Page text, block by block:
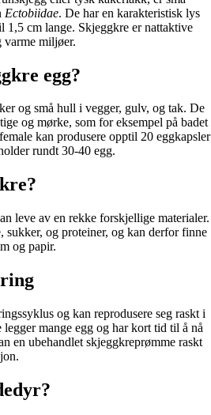
Ectobiidae. De har en karakteristisk lys
cm lange. Skjeggkre er nattaktive
varme miljøer.
egg?
og små hull i vegger, gulv, og tak. De
og mørke, som for eksempel på badet
kan produsere opptil 20 eggkapsler
rundt 30-40 egg.
leve av en rekke forskjellige materialer.
sukker, og proteiner, og kan derfor finne
og papir.
og kan reprodusere seg raskt i
mange egg og har kort tid til å nå
en ubehandlet skjeggkreprømme raskt